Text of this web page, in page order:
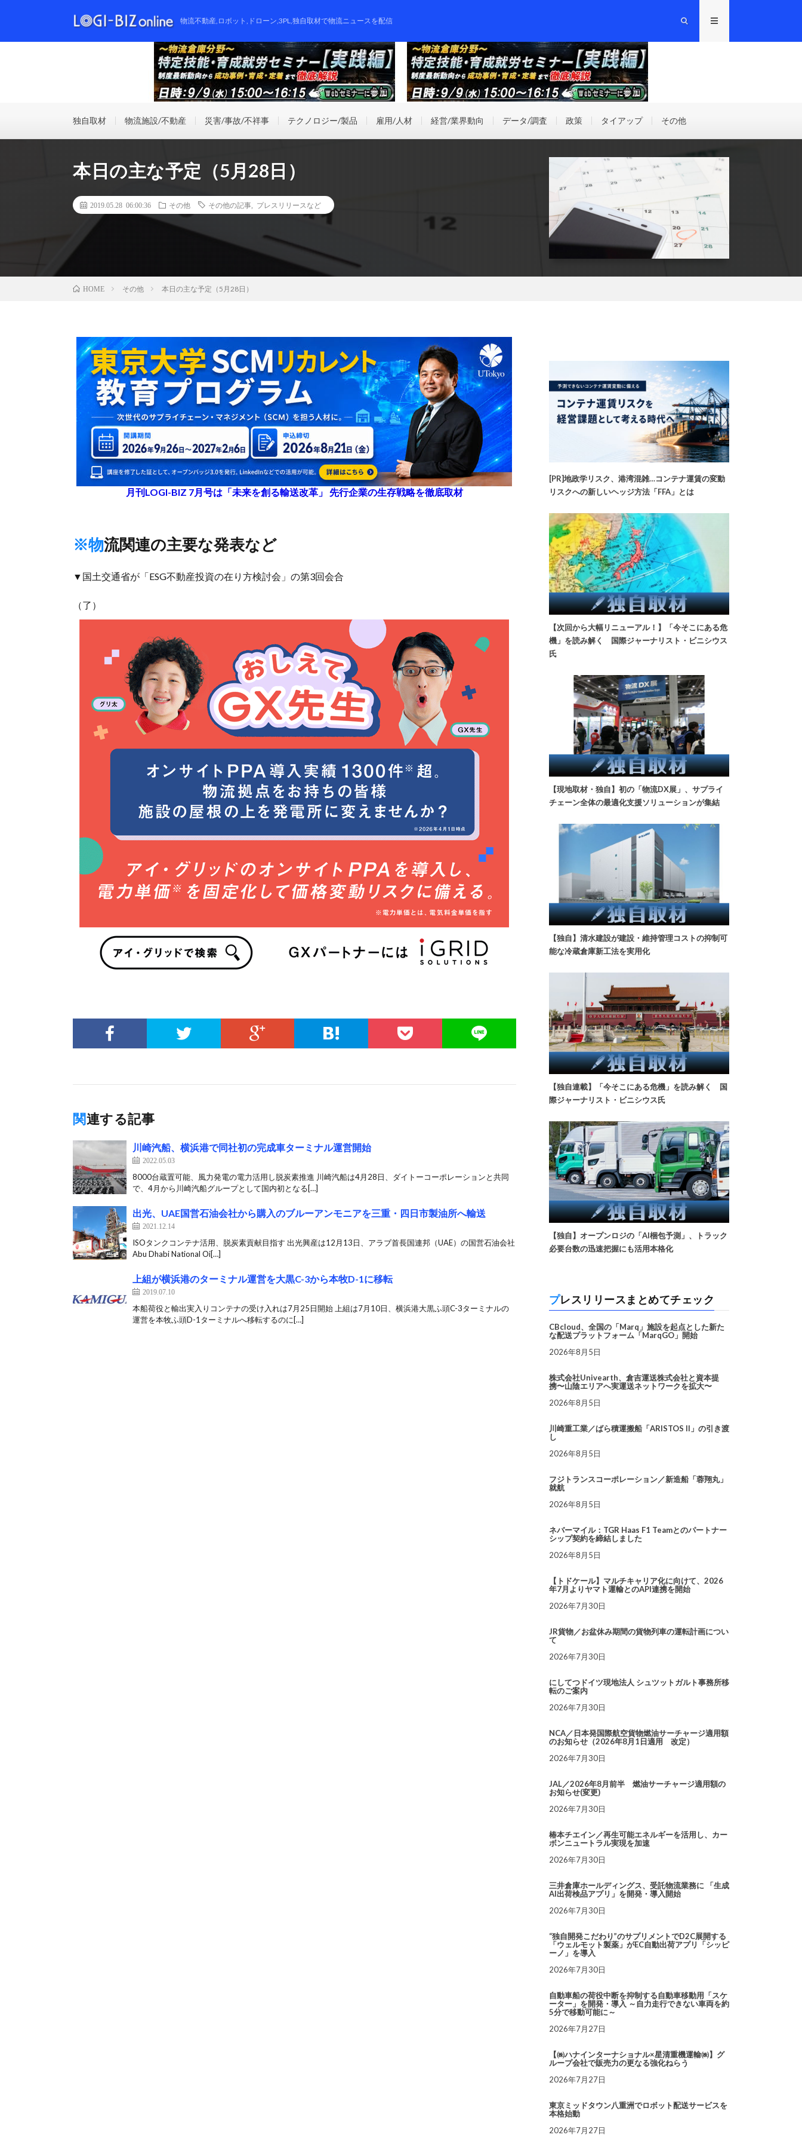
物流不動産,ロボット,ドローン,3PL,独自取材で物流ニュースを配信
独自取材 物流施設/不動産 災害/事故/不祥事 テクノロジー/製品 雇用/人材 経営/業界動向 データ/調査 政策 タイアップ その他
本日の主な予定（5月28日）
2019.05.28 06:00:36 その他 その他の記事 プレスリリースなど
HOME その他 本日の主な予定（5月28日）
月刊LOGI-BIZ 7月号は「未来を創る輸送改革」 先行企業の生存戦略を徹底取材
※物流関連の主要な発表など
▼国土交通省が「ESG不動産投資の在り方検討会」の第3回会合
（了）
関連する記事
川崎汽船、横浜港で同社初の完成車ターミナル運営開始
2022.05.03
8000台蔵置可能、風力発電の電力活用し脱炭素推進 川崎汽船は4月28日、ダイトーコーポレーションと共同
で、4月から川崎汽船グループとして国内初となる[…]
出光、UAE国営石油会社から購入のブルーアンモニアを三重・四日市製油所へ輸送
2021.12.14
ISOタンクコンテナ活用、脱炭素貢献目指す 出光興産は12月13日、アラブ首長国連邦（UAE）の国営石油会社
Abu Dhabi National Oi[…]
上組が横浜港のターミナル運営を大黒C-3から本牧D-1に移転
2019.07.10
本船荷役と輸出実入りコンテナの受け入れは7月25日開始 上組は7月10日、横浜港大黒ふ頭C-3ターミナルの
運営を本牧ふ頭D-1ターミナルへ移転するのに[…]
[PR]地政学リスク、港湾混雑…コンテナ運賃の変動
リスクへの新しいヘッジ方法「FFA」とは
【次回から大幅リニューアル！】「今そこにある危
機」を読み解く 国際ジャーナリスト・ビニシウス
氏
【現地取材・独自】初の「物流DX展」、サプライ
チェーン全体の最適化支援ソリューションが集結
【独自】清水建設が建設・維持管理コストの抑制可
能な冷蔵倉庫新工法を実用化
【独自連載】「今そこにある危機」を読み解く 国
際ジャーナリスト・ビニシウス氏
【独自】オープンロジの「AI梱包予測」、トラック
必要台数の迅速把握にも活用本格化
プレスリリースまとめてチェック
CBcloud、全国の「Marq」施設を起点とした新た
な配送プラットフォーム「MarqGO」開始
2026年8月5日
株式会社Univearth、倉吉運送株式会社と資本提
携〜山陰エリアへ実運送ネットワークを拡大〜
2026年8月5日
川崎重工業／ばら積運搬船「ARISTOS II」の引き渡
し
2026年8月5日
フジトランスコーポレーション／新造船「蓉翔丸」
就航
2026年8月5日
ネバーマイル：TGR Haas F1 Teamとのパートナー
シップ契約を締結しました
2026年8月5日
【トドケール】マルチキャリア化に向けて、2026
年7月よりヤマト運輸とのAPI連携を開始
2026年7月30日
JR貨物／お盆休み期間の貨物列車の運転計画につい
て
2026年7月30日
にしてつドイツ現地法人 シュツットガルト事務所移
転のご案内
2026年7月30日
NCA／日本発国際航空貨物燃油サーチャージ適用額
のお知らせ（2026年8月1日適用 改定）
2026年7月30日
JAL／2026年8月前半 燃油サーチャージ適用額の
お知らせ(変更)
2026年7月30日
椿本チエイン／再生可能エネルギーを活用し、カー
ボンニュートラル実現を加速
2026年7月30日
三井倉庫ホールディングス、受託物流業務に 「生成
AI出荷検品アプリ」を開発・導入開始
2026年7月30日
“独自開発こだわり”のサプリメントでD2C展開する
「ウェルモット製薬」がEC自動出荷アプリ「シッピ
ーノ」を導入
2026年7月30日
自動車船の荷役中断を抑制する自動車移動用「スケ
ーター」を開発・導入 ～自力走行できない車両を約
5分で移動可能に～
2026年7月27日
【㈱ハナインターナショナル×星清重機運輸㈱】グ
ループ会社で販売力の更なる強化ねらう
2026年7月27日
東京ミッドタウン八重洲でロボット配送サービスを
本格始動
2026年7月27日